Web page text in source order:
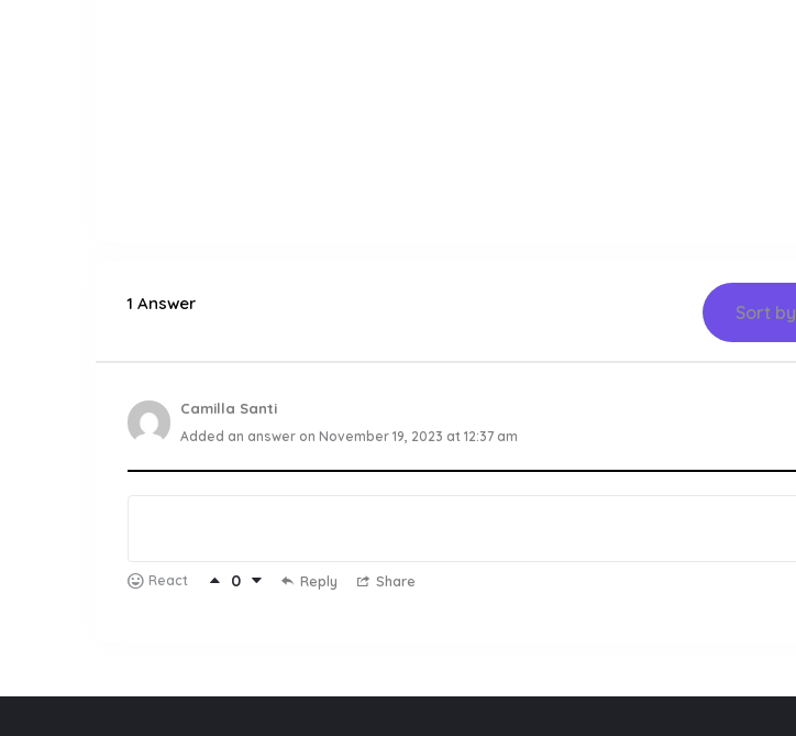
1 Answer Sort by
Camilla Santi
Added an answer on November 19, 2023 at 12:37 am
React 0 Reply Share